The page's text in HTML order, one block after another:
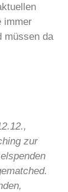
immer
müssen da
zur